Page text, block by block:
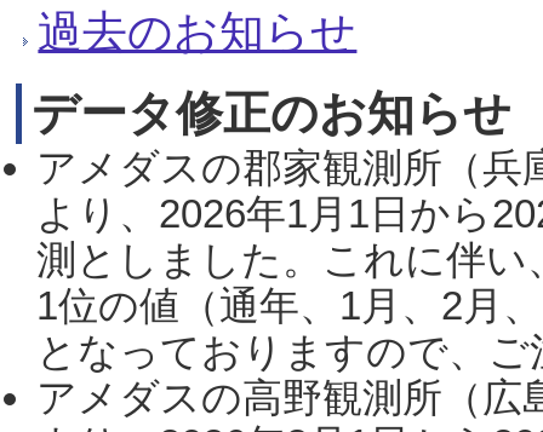
過去のお知らせ
データ修正のお知らせ
アメダスの郡家観測所（
より、2026年1月1日から
測としました。これに伴い
1位の値（通年、1月、2月
となっておりますので、
アメダスの高野観測所（